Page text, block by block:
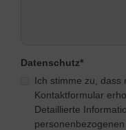
Datenschutz*
Ich stimme zu, dass
Kontaktformular
Detaillierte